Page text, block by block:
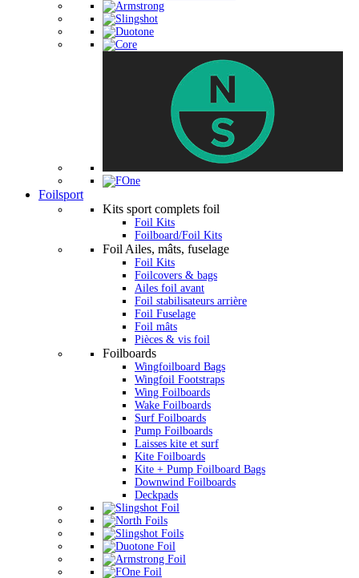
Foilsport
Kits sport complets foil
Foil Kits
Foilboard/Foil Kits
Foil Ailes, mâts, fuselage
Foil Kits
Foilcovers & bags
Ailes foil avant
Foil stabilisateurs arrière
Foil Fuselage
Foil mâts
Pièces & vis foil
Foilboards
Wingfoilboard Bags
Wingfoil Footstraps
Wing Foilboards
Wake Foilboards
Surf Foilboards
Pump Foilboards
Laisses kite et surf
Kite Foilboards
Kite + Pump Foilboard Bags
Downwind Foilboards
Deckpads